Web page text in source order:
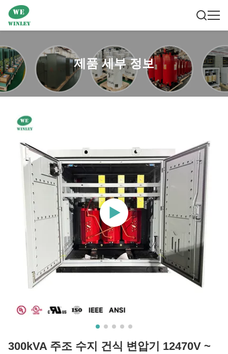
제품 세부 정보
300kVA 주조 수지 건식 변압기 12470V ~